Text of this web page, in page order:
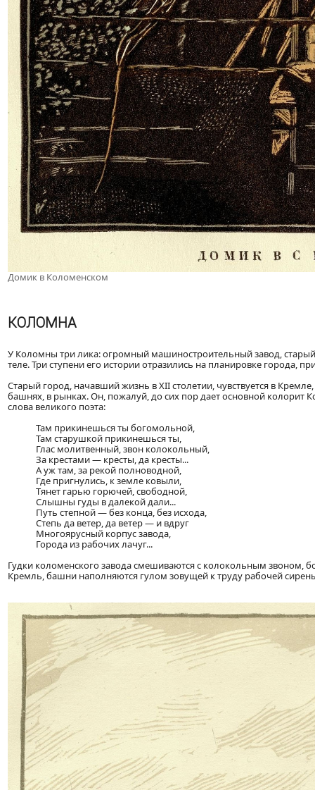
Домик в Коломенском
КОЛОМНА
У Коломны три лика: огромный машиностроительный завод,
теле. Три ступени его истории отразились на планировке города,
Старый город, начавший жизнь в XII столетии, чувствуется в
башнях, в рынках. Он, пожалуй, до сих пор дает основной
слова великого поэта:
Там прикинешься ты богомольной,
Там старушкой прикинешься ты,
Глас молитвенный, звон колокольный,
За крестами — кресты, да кресты...
А уж там, за рекой полноводной,
Где пригнулись, к земле ковыли,
Тянет гарью горючей, свободной,
Слышны гуды в далекой дали...
Путь степной — без конца, без исхода,
Степь да ветер, да ветер — и вдруг
Многоярусный корпус завода,
Города из рабочих лачуг...
Гудки коломенского завода смешиваются с колокольным звоном,
Кремль, башни наполняются гулом зовущей к труду рабочей